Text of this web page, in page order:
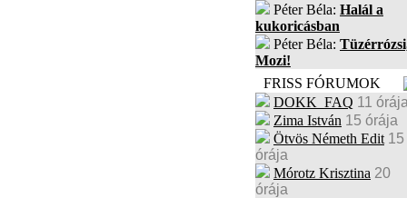
Péter Béla: Halál a
kukoricásban
Péter Béla:
Mozi!
FRISS FÓRUMOK
DOKK_FAQ 11 órája
Zima István 15 órája
Ötvös Németh Edit 15
órája
Mórotz Krisztina 20
órája